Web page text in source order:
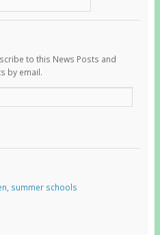
to this News Posts and
by email.
summer schools